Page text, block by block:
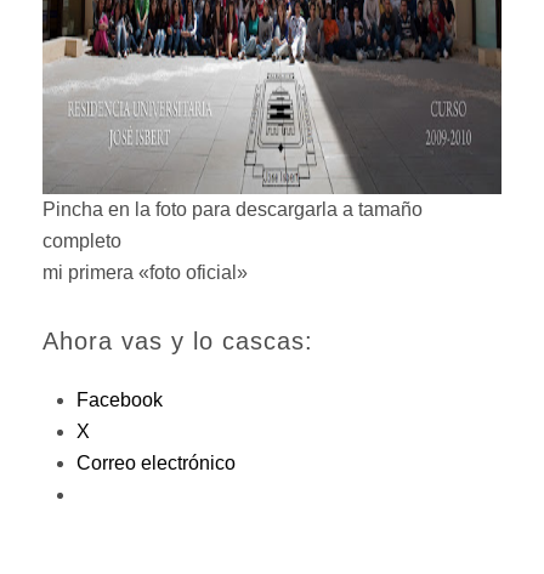
Pincha en la foto para descargarla a tamaño
completo
mi primera «foto oficial»
Ahora vas y lo cascas:
Facebook
X
Correo electrónico